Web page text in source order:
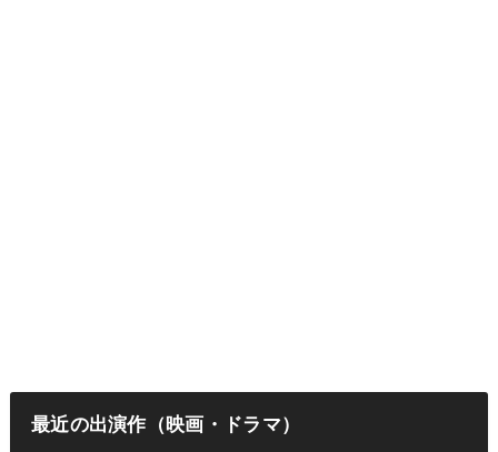
最近の出演作（映画・ドラマ）